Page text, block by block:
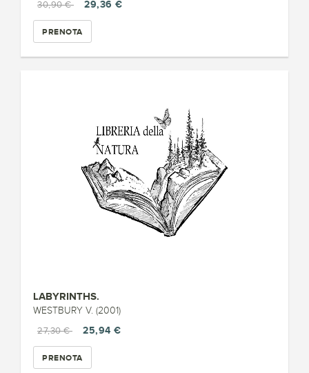
30,90 € 29,36 €
PRENOTA
LABYRINTHS.
WESTBURY V. (2001)
27,30 €
25,94 €
PRENOTA